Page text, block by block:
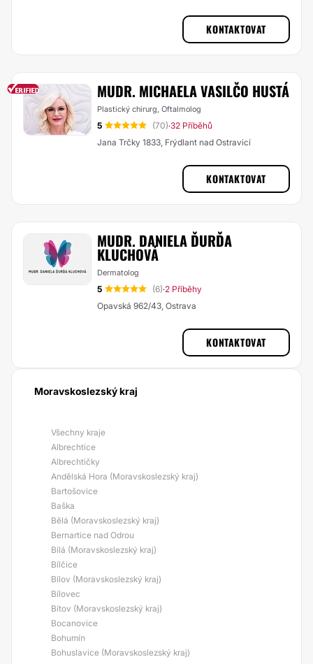
KONTAKTOVAT
MUDR. MICHAELA VASILČO HUSTÁ
Plastický chirurg, Oftalmolog
5 (70)·32 Příběhů
Jana Trčky 1833, Frýdlant nad Ostravicí
KONTAKTOVAT
MUDR. DANIELA ĎURĎA
KLUCHOVÁ
Dermatolog
5 (6)·2 Příběhy
Opavská 962/43, Ostrava
KONTAKTOVAT
Moravskoslezský kraj
Všechny kraje
Albrechtice
Albrechtičky
Andělská Hora (Moravskoslezský kraj)
Bartošovice
Baška
Bělá (Moravskoslezský kraj)
Bernartice nad Odrou
Bílá (Moravskoslezský kraj)
Bílčice
Bílov (Moravskoslezský kraj)
Bílovec
Bítov (Moravskoslezský kraj)
Bocanovice
Bohumín
Bohuslavice (Moravskoslezský kraj)